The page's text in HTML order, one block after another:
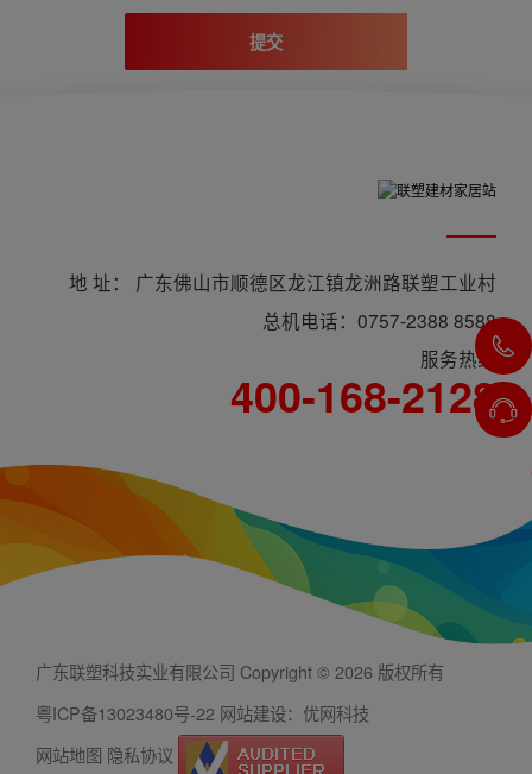
提交
地 址： 广东佛山市顺德区龙江镇龙洲路联塑工业村
总机电话：0757-2388 8588
服务热线
400-168-2128
广东联塑科技实业有限公司 Copyright © 2026 版权所有
粤ICP备13023480号-22 网站建设：优网科技
网站地图 隐私协议